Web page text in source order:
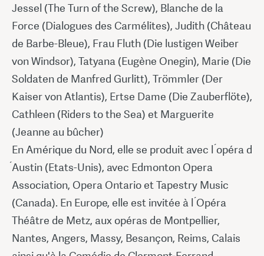
Jessel (The Turn of the Screw), Blanche de la
Force (Dialogues des Carmélites), Judith (Château
de Barbe-Bleue), Frau Fluth (Die lustigen Weiber
von Windsor), Tatyana (Eugène Onegin), Marie (Die
Soldaten de Manfred Gurlitt), Trömmler (Der
Kaiser von Atlantis), Ertse Dame (Die Zauberflöte),
Cathleen (Riders to the Sea) et Marguerite
(Jeanne au bûcher)
En Amérique du Nord, elle se produit avec l ́opéra d
́Austin (Etats-Unis), avec Edmonton Opera
Association, Opera Ontario et Tapestry Music
(Canada). En Europe, elle est invitée à l ́Opéra
Théâtre de Metz, aux opéras de Montpellier,
Nantes, Angers, Massy, Besançon, Reims, Calais